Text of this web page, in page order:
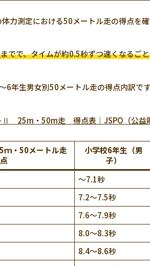
力測定における50メートル走の得点を確
でで、タイムが約0.5秒ずつ速くなるご
6年生男女別50メートル走の得点内訳で
Ⅱ 25m・50m走 得点表｜JSPO（公益財
・50メートル走
小学校6年生（男
子）
～7.1秒
7.2～7.5秒
7.6～7.9秒
8.0～8.3秒
8.4～8.6秒